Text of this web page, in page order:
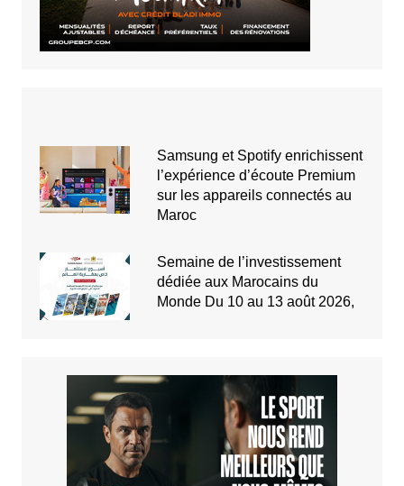
Samsung et Spotify enrichissent
l’expérience d’écoute Premium
sur les appareils connectés au
Maroc
Semaine de l’investissement
dédiée aux Marocains du
Monde Du 10 au 13 août 2026,